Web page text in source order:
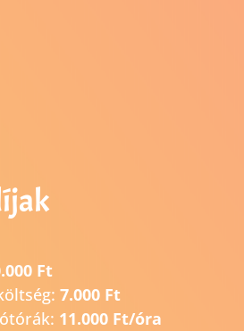
Ft
7.000 Ft
11.000 Ft/óra